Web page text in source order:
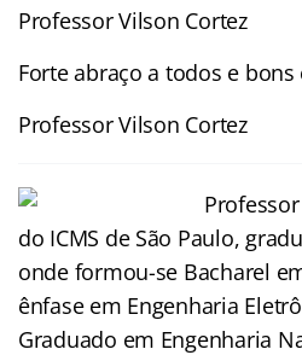
Professor Vilson Cortez
Forte abraço a todos e bons
Professor Vilson Cortez
do ICMS de São Paulo,
onde formou-se Bacharel
ênfase em Engenharia
Graduado em Engenharia